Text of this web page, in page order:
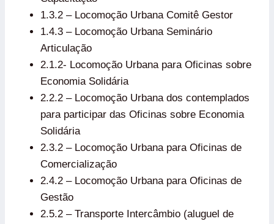
1.3.2 – Locomoção Urbana Comitê Gestor
1.4.3 – Locomoção Urbana Seminário
Articulação
2.1.2- Locomoção Urbana para Oficinas sobre
Economia Solidária
2.2.2 – Locomoção Urbana dos contemplados
para participar das Oficinas sobre Economia
Solidária
2.3.2 – Locomoção Urbana para Oficinas de
Comercialização
2.4.2 – Locomoção Urbana para Oficinas de
Gestão
2.5.2 – Transporte Intercâmbio (aluguel de